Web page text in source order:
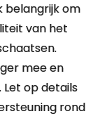
belangrijk om
van het
mee en
op details
rond